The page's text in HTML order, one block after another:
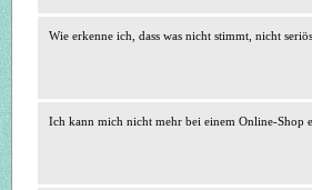
Wie erkenne ich, dass was nicht stimmt, nicht
Ich kann mich nicht mehr bei einem Online-Shop